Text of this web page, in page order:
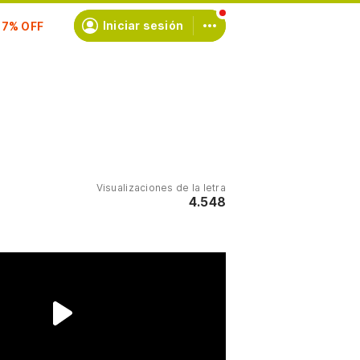
Iniciar sesión
Visualizaciones de la letra
4.548